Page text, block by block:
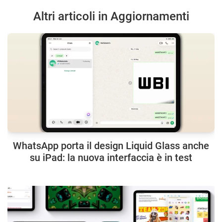
Altri articoli in Aggiornamenti
WhatsApp porta il design Liquid Glass anche
su iPad: la nuova interfaccia è in test